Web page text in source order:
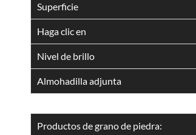
Superficie
Haga clic en
Nivel de brillo
Almohadilla adjunta
Productos de grano de piedra: